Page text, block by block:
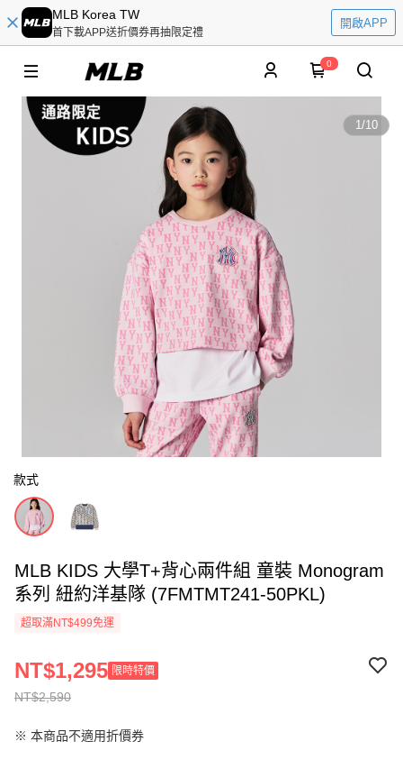
MLB Korea TW
首下載APP送折價券再抽限定禮
開啟APP
0
1/10
款式
MLB KIDS 大學T+背心兩件組 童裝 Monogram
系列 紐約洋基隊 (7FMTMT241-50PKL)
超取滿NT$499免運
NT$2,590
NT$1,295 限時特價
※ 本商品不適用折價券